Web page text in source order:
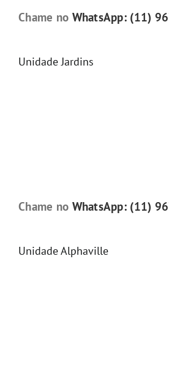
Chame no WhatsApp: (11)
Unidade Jardins
Chame no WhatsApp: (11)
Unidade Alphaville